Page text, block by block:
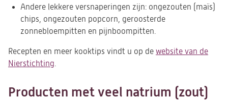
Andere lekkere versnaperingen zijn: ongezouten (maïs)
chips, ongezouten popcorn, geroosterde
zonnebloempitten en pijnboompitten.
Recepten en meer kooktips vindt u op de website van de
Nierstichting(opent
een
.
Producten met veel natrium (zout)